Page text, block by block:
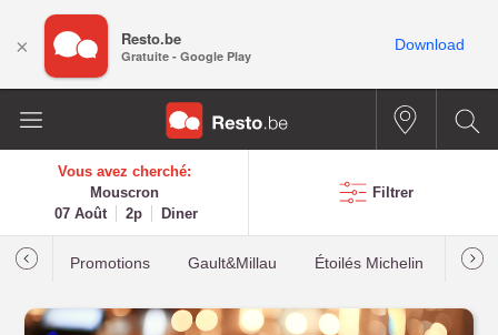
Vous avez cherché:
Mouscron
07 Août
2p Diner
Filtrer
Promotions Gault&Millau Étoilés Michelin Les
× Resto.be
Gratuite - Google Play
Download